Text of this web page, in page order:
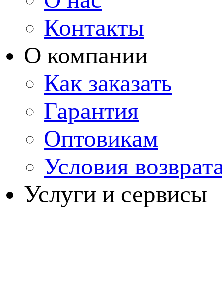
Контакты
О компании
Как заказать
Гарантия
Оптовикам
Условия
Услуги и сервисы